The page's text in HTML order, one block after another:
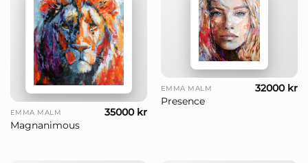
EMMA MALM
Magnanimous
35000 kr
EMMA MALM
Presence
32000 kr